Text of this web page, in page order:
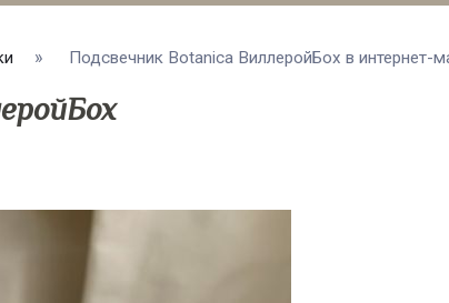
Подсвечник Botanica ВиллеройБох в интернет-